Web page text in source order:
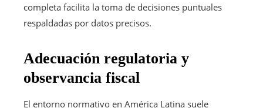
completa facilita la toma de decisiones puntuales
respaldadas por datos precisos.
Adecuación regulatoria y
observancia fiscal
El entorno normativo en América Latina suele